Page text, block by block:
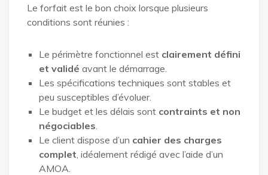
Le forfait est le bon choix lorsque plusieurs
conditions sont réunies :
Le périmètre fonctionnel est clairement défini
et validé avant le démarrage.
Les spécifications techniques sont stables et
peu susceptibles d’évoluer.
Le budget et les délais sont contraints et non
négociables
Le client dispose d’un cahier des charges
complet , idéalement rédigé avec l’aide d’un
AMOA.